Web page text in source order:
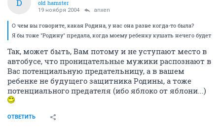
D
old hamster
19 ноября 2004 anxen
О чем вы говорите, какая Родина, у нас она разве когда-то была?
Я бы тоже "Родину" предала, когда моему ребенку кушать нечего будет
Так, может быть, Вам потому и не уступают место в
автобусе, что проницательные мужики распознают в
Вас потенциальную предательницу, а в вашем
ребенке не будущего защитника Родины, а тоже
потенциального предателя (ибо яблоко от яблони...)
ОТВЕТИТЬ